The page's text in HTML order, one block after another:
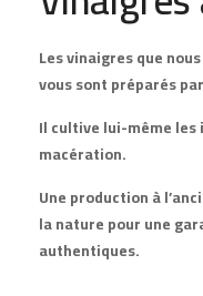
Les vinaigres que
vous sont préparés
Il cultive lui-même
macération.
Une production à
la nature pour une
authentiques.